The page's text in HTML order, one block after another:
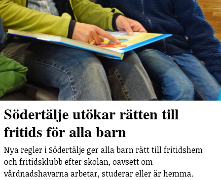
Södertälje utökar rätten till
fritids för alla barn
Nya regler i Södertälje ger alla barn rätt till fritidshem
och fritidsklubb efter skolan, oavsett om
vårdnadshavarna arbetar, studerar eller är hemma.